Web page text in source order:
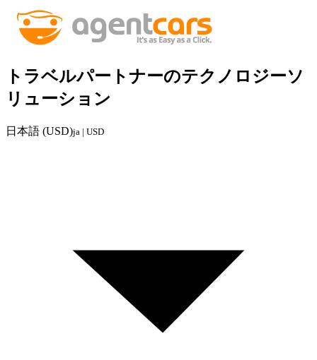
トラベルパートナーのテクノロジーソ
リューション
日本語 (USD)ja | USD